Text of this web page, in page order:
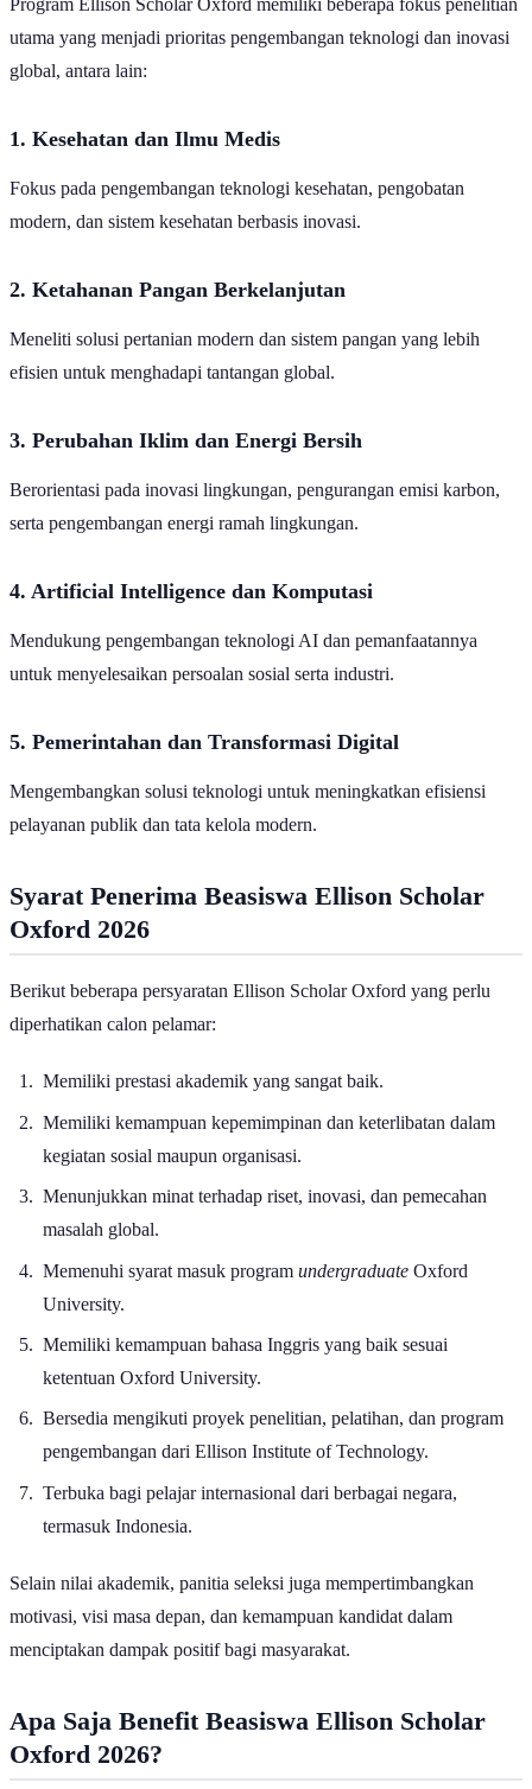
Program Ellison Scholar Oxford memiliki beberapa fokus penelitian
utama yang menjadi prioritas pengembangan teknologi dan inovasi
global, antara lain:
1. Kesehatan dan Ilmu Medis
Fokus pada pengembangan teknologi kesehatan, pengobatan
modern, dan sistem kesehatan berbasis inovasi.
2. Ketahanan Pangan Berkelanjutan
Meneliti solusi pertanian modern dan sistem pangan yang lebih
efisien untuk menghadapi tantangan global.
3. Perubahan Iklim dan Energi Bersih
Berorientasi pada inovasi lingkungan, pengurangan emisi karbon,
serta pengembangan energi ramah lingkungan.
4. Artificial Intelligence dan Komputasi
Mendukung pengembangan teknologi AI dan pemanfaatannya
untuk menyelesaikan persoalan sosial serta industri.
5. Pemerintahan dan Transformasi Digital
Mengembangkan solusi teknologi untuk meningkatkan efisiensi
pelayanan publik dan tata kelola modern.
Syarat Penerima Beasiswa Ellison Scholar
Oxford 2026
Berikut beberapa persyaratan Ellison Scholar Oxford yang perlu
diperhatikan calon pelamar:
Memiliki prestasi akademik yang sangat baik.
Memiliki kemampuan kepemimpinan dan keterlibatan dalam
kegiatan sosial maupun organisasi.
Menunjukkan minat terhadap riset, inovasi, dan pemecahan
masalah global.
Memenuhi syarat masuk program undergraduate Oxford
University.
Memiliki kemampuan bahasa Inggris yang baik sesuai
ketentuan Oxford University.
Bersedia mengikuti proyek penelitian, pelatihan, dan program
pengembangan dari Ellison Institute of Technology.
Terbuka bagi pelajar internasional dari berbagai negara,
termasuk Indonesia.
Selain nilai akademik, panitia seleksi juga mempertimbangkan
motivasi, visi masa depan, dan kemampuan kandidat dalam
menciptakan dampak positif bagi masyarakat.
Apa Saja Benefit Beasiswa Ellison Scholar
Oxford 2026?